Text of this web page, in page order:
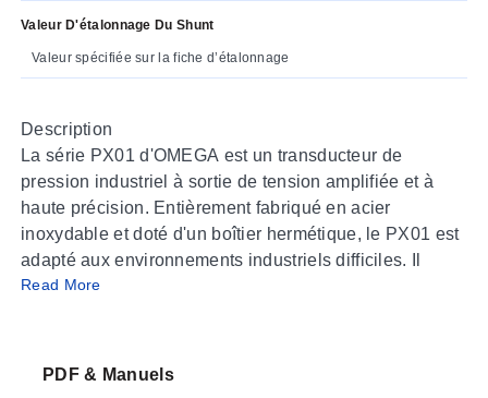
Valeur D'étalonnage Du Shunt
Valeur spécifiée sur la fiche d’étalonnage
Description
La série PX01 d'OMEGA est un transducteur de
pression industriel à sortie de tension amplifiée et à
haute précision. Entièrement fabriqué en acier
inoxydable et doté d'un boîtier hermétique, le PX01 est
adapté aux environnements industriels difficiles. Il
s'agit d'un véritable appareil industriel de haute
excellente compensation de température, ce
Read More
PDF & Manuels